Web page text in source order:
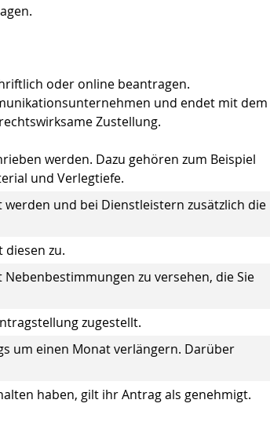
oder online beantragen.
und endet mit dem
Zustellung.
werden. Dazu gehören zum Beispiel
und Verlegtiefe.
und bei Dienstleistern zusätzlich die
zu.
zu versehen, die Sie
zugestellt.
um einen Monat verlängern. Darüber
haben, gilt ihr Antrag als genehmigt.